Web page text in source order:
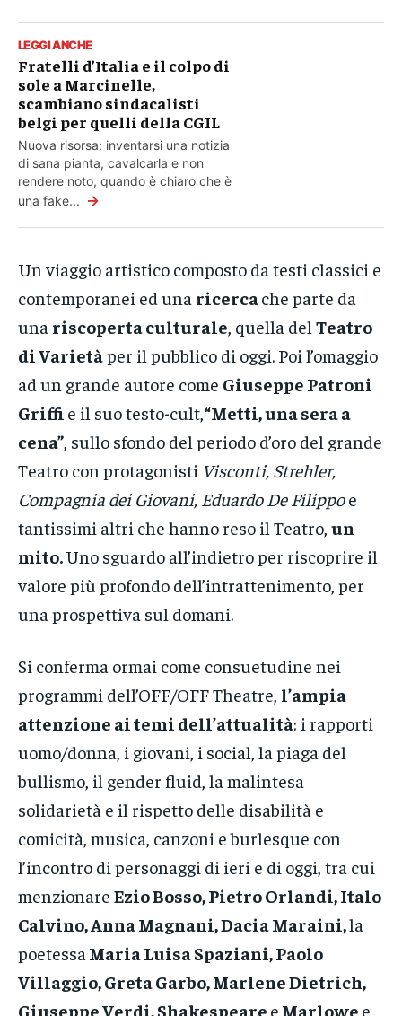
LEGGI ANCHE
Fratelli d’Italia e il colpo di
sole a Marcinelle,
scambiano sindacalisti
belgi per quelli della CGIL
Nuova risorsa: inventarsi una notizia
di sana pianta, cavalcarla e non
rendere noto, quando è chiaro che è
una fake... →
Un viaggio artistico composto da testi classici e
contemporanei ed una ricerca che parte da
una riscoperta culturale , quella del Teatro
di Varietà per il pubblico di oggi. Poi l’omaggio
ad un grande autore come Giuseppe Patroni
Griffi e il suo testo-cult, “Metti, una sera a
cena” , sullo sfondo del periodo d’oro del grande
Teatro con protagonisti Visconti, Strehler,
Compagnia dei Giovani, Eduardo De Filippoe
tantissimi altri che hanno reso il Teatro, un
mito.Uno sguardo all’indietro per riscoprire il
valore più profondo dell’intrattenimento, per
una prospettiva sul domani.
Si conferma ormai come consuetudine nei
programmi dell’OFF/OFF Theatre, l’ampia
attenzione ai temi dell’attualità: i rapporti
uomo/donna, i giovani, i social, la piaga del
bullismo, il gender fluid, la malintesa
solidarietà e il rispetto delle disabilità e
comicità, musica, canzoni e burlesque con
l’incontro di personaggi di ieri e di oggi, tra cui
menzionare Ezio Bosso, Pietro Orlandi, Italo
Calvino, Anna Magnani, Dacia Maraini,la
poetessa Maria Luisa Spaziani, Paolo
Villaggio, Greta Garbo, Marlene Dietrich,
Giuseppe Verdi, Shakespeare e Marlowe e